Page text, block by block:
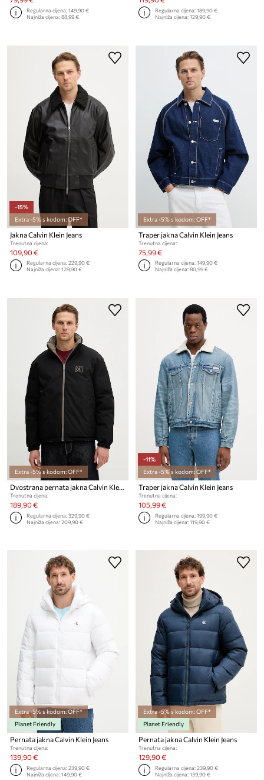
Regularna cijena:149,90 €
Najniža cijena:88,99 €
Regularna cijena:189,90 €
Najniža cijena:129,90 €
-15%
Extra -5% s kodom: OFF*
Jakna Calvin Klein Jeans
Trenutna cijena:
109,90 €
Regularna cijena:229,90 €
Najniža cijena:129,90 €
Extra -5% s kodom: OFF*
Traper jakna Calvin Klein Jeans
Trenutna cijena:
75,99 €
Regularna cijena:149,90 €
Najniža cijena:80,99 €
Extra -5% s kodom: OFF*
Dvostrana pernata jakna Calvin Klein Jeans
Trenutna cijena:
189,90 €
Regularna cijena:329,90 €
Najniža cijena:209,90 €
-11%
Extra -5% s kodom: OFF*
Traper jakna Calvin Klein Jeans
Trenutna cijena:
105,99 €
Regularna cijena:199,90 €
Najniža cijena:119,90 €
Extra -5% s kodom: OFF*
Planet Friendly
Pernata jakna Calvin Klein Jeans
Trenutna cijena:
139,90 €
Regularna cijena:239,90 €
Najniža cijena:149,90 €
Extra -5% s kodom: OFF*
Planet Friendly
Pernata jakna Calvin Klein Jeans
Trenutna cijena:
129,90 €
Regularna cijena:239,90 €
Najniža cijena:139,90 €